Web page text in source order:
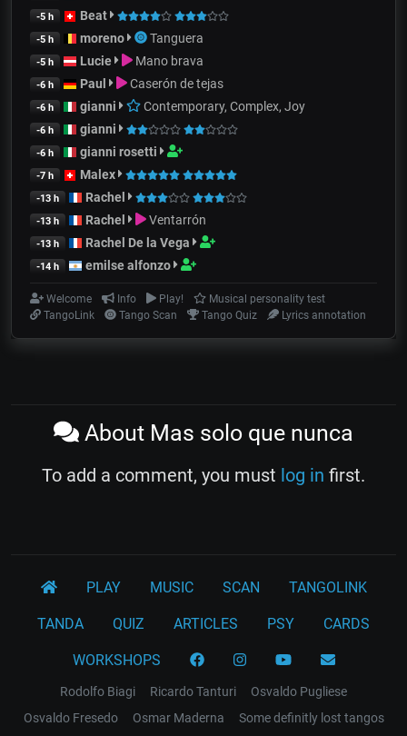
-5 h Beat
-5 h moreno Tanguera
-5 h Lucie Mano brava
-6 h Paul Caserón de tejas
-6 h gianni Contemporary, Complex, Joy
-6 h gianni
-6 h gianni rosetti
-7 h Malex
-13 h Rachel
-13 h Rachel Ventarrón
-13 h Rachel De la Vega
-14 h emilse alfonzo
Welcome Info Play!
Musical personality test
TangoLink
Tango Scan Tango Quiz Lyrics annotation
About Mas solo que nunca
To add a comment, you must log in first.
PLAY MUSIC SCAN TANGOLINK
TANDA QUIZ ARTICLES PSY CARDS
WORKSHOPS
Rodolfo Biagi Ricardo Tanturi
Osvaldo Pugliese
Osvaldo Fresedo
Osmar Maderna Some definitly lost tangos